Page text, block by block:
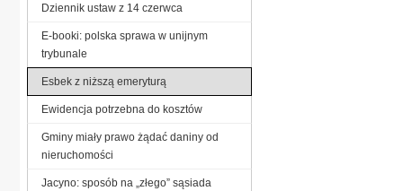
Dziennik ustaw z 14 czerwca
E-booki: polska sprawa w unijnym
trybunale
Esbek z niższą emeryturą
Ewidencja potrzebna do kosztów
Gminy miały prawo żądać daniny od
nieruchomości
Jacyno: sposób na „złego” sąsiada